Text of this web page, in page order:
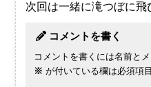
次回は一緒に滝つぼに飛
コメントを書く
コメントを書くには名前と
※ が付いている欄は必須項